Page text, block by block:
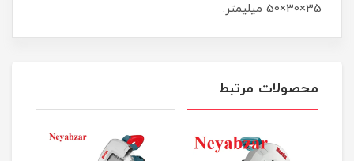
35×30×50 میلیمتر.
محصولات مرتبط